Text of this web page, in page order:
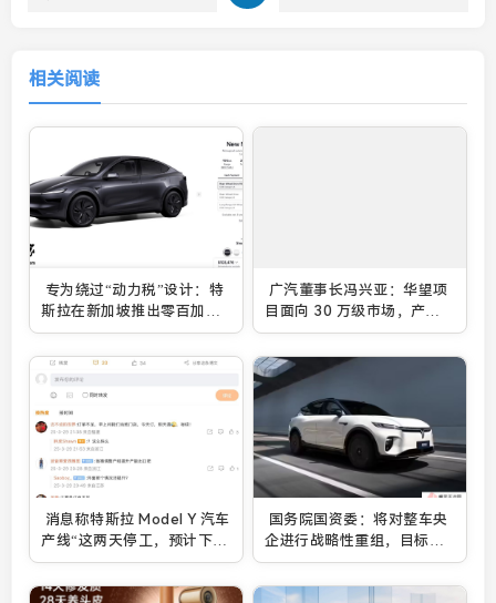
相关阅读
专为绕过“动力税”设计：特
斯拉在新加坡推出零百加速
9.6 秒的焕新 Model Y 汽车
110 kW 后驱版
广汽董事长冯兴亚：华望项
目面向 30 万级市场，产品
定义由华为主导
消息称特斯拉 Model Y 汽车
产线“这两天停工，预计下个
月 7 号再开工”
国务院国资委：将对整车央
企进行战略性重组，目标打
造世界一流汽车集团